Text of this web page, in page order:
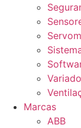
Marcas
ABB